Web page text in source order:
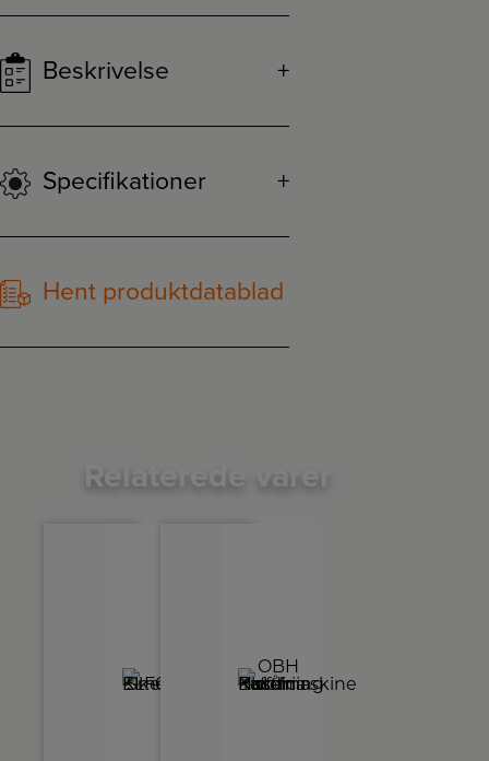
Beskrivelse
Specifikationer
Hent produktdatablad
Relaterede varer